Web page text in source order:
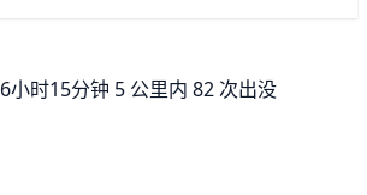
6小时15分钟 5 公里内 82 次出没